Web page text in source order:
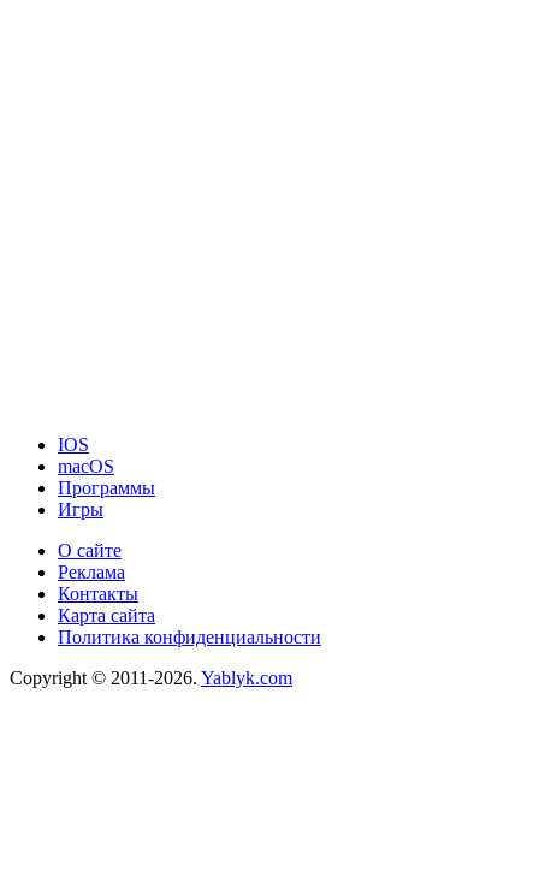
IOS
macOS
Программы
Игры
О сайте
Реклама
Контакты
Карта сайта
Политика конфиденциальности
Copyright © 2011-2026. Yablyk.сom